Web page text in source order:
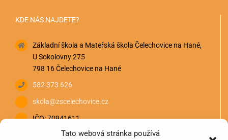
Tato webová stránka používá
KDE NÁS NAJDETE?
Základní škola a Mateřská škola Čelechovice na Hané,
U Sokolovny 275
798 16 Čelechovice na Hané
582 373 626
skola@zscelechovice.cz
IČO: 70941611